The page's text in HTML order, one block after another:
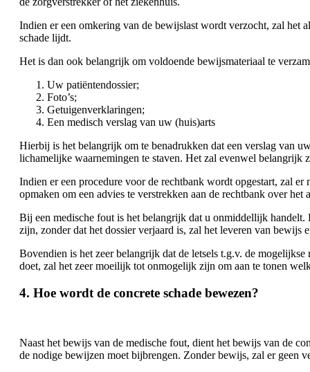
Indien er een omkering van de bewijslast wordt verzocht, zal het
schade lijdt.
Het is dan ook belangrijk om voldoende bewijsmateriaal te
Uw patiëntendossier;
Foto’s;
Getuigenverklaringen;
Een medisch verslag van uw (huis)arts
Hierbij is het belangrijk om te benadrukken dat een verslag van
lichamelijke waarnemingen te staven. Het zal evenwel belangrijk
Indien er een procedure voor de rechtbank wordt opgestart, zal
opmaken om een advies te verstrekken aan de rechtbank over
Bij een medische fout is het belangrijk dat u onmiddellijk handelt.
zijn, zonder dat het dossier verjaard is, zal het leveren van bewijs
Bovendien is het zeer belangrijk dat de letsels t.g.v. de
doet, zal het zeer moeilijk tot onmogelijk zijn om aan te tonen
4. Hoe wordt de concrete schade bewezen?
Naast het bewijs van de medische fout, dient het bewijs van de
de nodige bewijzen moet bijbrengen. Zonder bewijs, zal er geen